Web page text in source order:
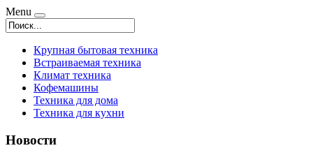
Menu
Крупная бытовая техника
Встраиваемая техника
Климат техника
Кофемашины
Техника для дома
Техника для кухни
Новости